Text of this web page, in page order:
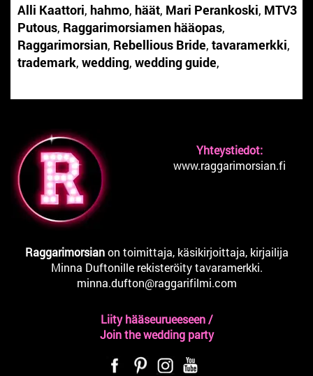
Alli Kaattori, hahmo, häät, Mari Perankoski, MTV3
Putous, Raggarimorsiamen hääopas,
Raggarimorsian, Rebellious Bride, tavaramerkki,
trademark, wedding, wedding guide,
Raggarimorsianon toimittaja, käsikirjoittaja, kirjailija
Minna Duftonille rekisteröity tavaramerkki.
Yhteystiedot:
www.raggarimorsian.fi
minna.dufton@raggarifilmi.com
Liity hääseurueeseen /
Join the wedding party